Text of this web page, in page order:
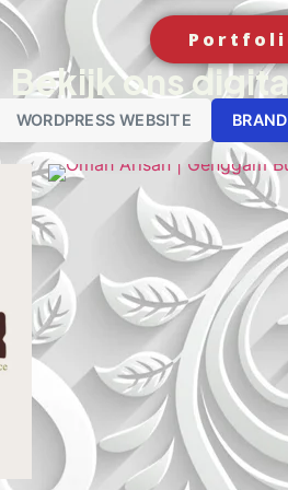
Bekijk ons
WORDPRESS WEBSITE